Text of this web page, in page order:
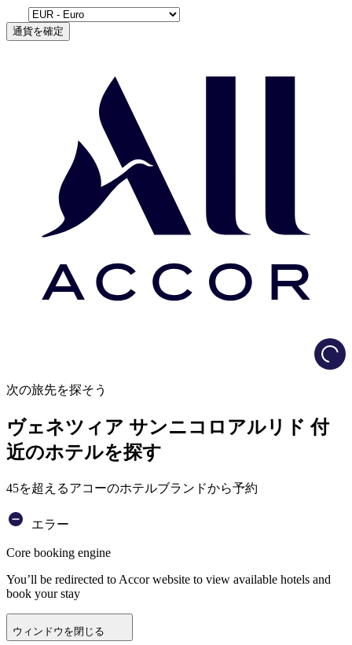
通貨を確定
次の旅先を探そう
ヴェネツィア サンニコロアルリド 付
近のホテルを探す
45を超えるアコーのホテルブランドから予約
エラー
Core booking engine
You’ll be redirected to Accor website to view available hotels and
book your stay
ウィンドウを閉じる